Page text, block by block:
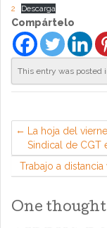
2
Descarga
Compártelo
This entry was posted
La hoja del
Sindical de CGT
Trabajo a
One thought